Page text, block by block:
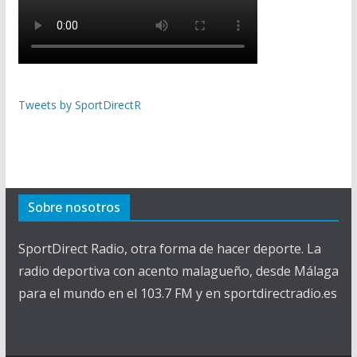
Tweets by SportDirectR
Sobre nosotros
SportDirect Radio, otra forma de hacer deporte. La
radio deportiva con acento malagueño, desde Málaga
para el mundo en el 103.7 FM y en sportdirectradio.es